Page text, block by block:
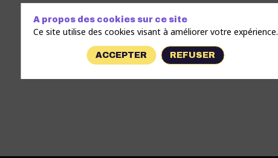
A propos des cookies sur ce site
Ce site utilise des cookies visant à améliorer votre expérience.
ACCEPTER REFUSER